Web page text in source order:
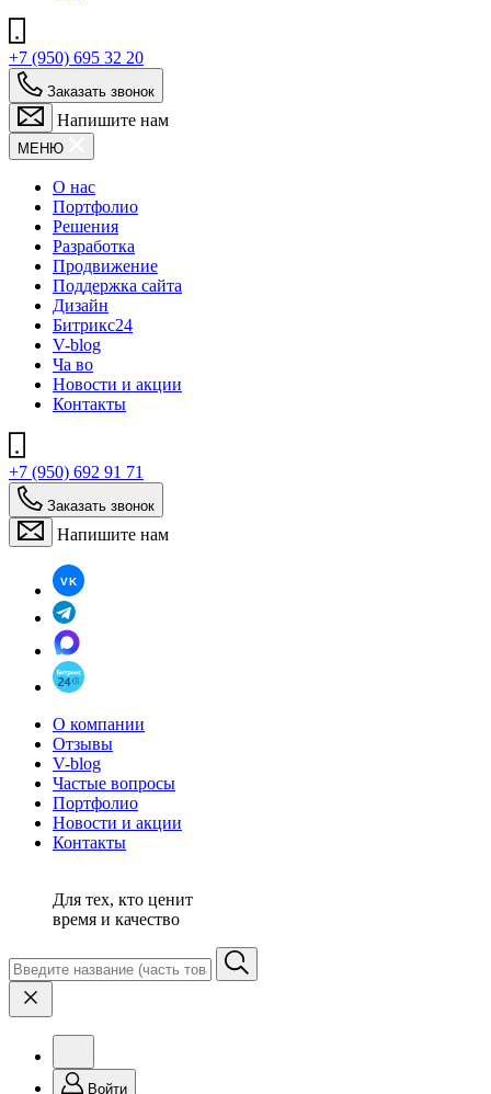
+7 (950) 695 32 20
Заказать звонок
Напишите нам
МЕНЮ
О нас
Портфолио
Решения
Разработка
Продвижение
Поддержка сайта
Дизайн
Битрикс24
V-blog
Ча во
Новости и акции
Контакты
+7 (950) 692 91 71
Заказать звонок
Напишите нам
О компании
Отзывы
V-blog
Частые вопросы
Портфолио
Новости и акции
Контакты
Для тех, кто ценит
время и качество
Войти